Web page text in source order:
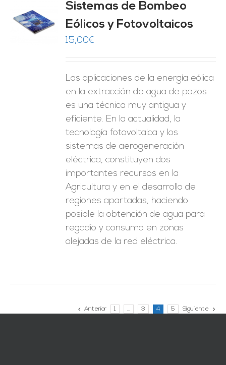
Sistemas de Bombeo
Eólicos y Fotovoltaicos
15,00€
Las aplicaciones de la energía eólica
en la extracción de agua de pozos
es una técnica muy antigua y
eficiente. En la actualidad, la
tecnología fotovoltaica y los
sistemas de aerogeneración
eléctrica, constituyen dos
importantes recursos en la
Agricultura y en el desarrollo de
regiones apartadas, haciendo
posible la obtención de agua para
regadío y consumo en zonas
alejadas de la red eléctrica.
Anterior 1 … 3 4 5 Siguiente